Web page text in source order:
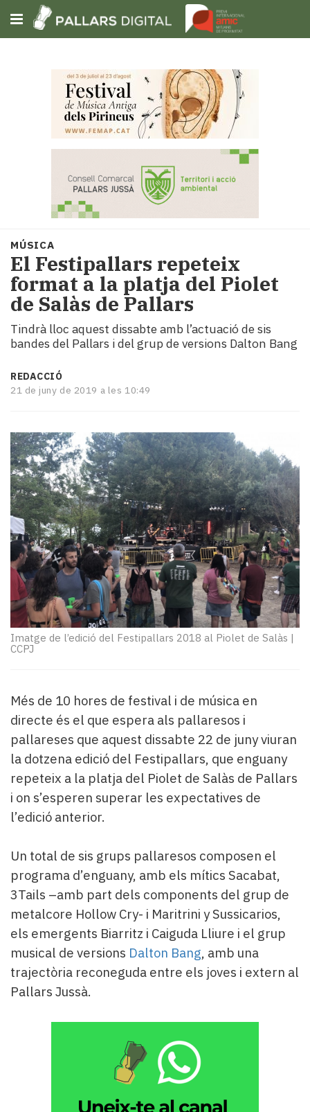
Subscriu-t'hi
Portada
Societat
Política
i
municipis
Economia
turisme
Esports
Mai
i
mitjans
El
temps
Reportatges
Entrevistes
Enquestes
A
escena!
Dis
la
teva!
Subscriptors
La
newsletter
Contingut
patrocinat
Lo
més
llegit...
Editorial
MÚSICA
El Festipallars repeteix
format a la platja del Piolet
de Salàs de Pallars
Tindrà lloc aquest dissabte amb l’actuació de sis
bandes del Pallars i del grup de versions Dalton Bang
REDACCIÓ
21 de juny de 2019 a les 10:49
Imatge de l’edició del Festipallars 2018 al Piolet de Salàs |
CCPJ
Més de 10 hores de festival i de música en
directe és el que espera als pallaresos i
pallareses que aquest dissabte 22 de juny viuran
la dotzena edició del Festipallars, que enguany
repeteix a la platja del Piolet de Salàs de Pallars
i on s’esperen superar les expectatives de
l’edició anterior.
Un total de sis grups pallaresos composen el
programa d’enguany, amb els mítics Sacabat,
3Tails –amb part dels components del grup de
metalcore Hollow Cry- i Maritrini y Sussicarios,
els emergents Biarritz i Caiguda Lliure i el grup
musical de versions Dalton Bang, amb una
trajectòria reconeguda entre els joves i extern al
Pallars Jussà.